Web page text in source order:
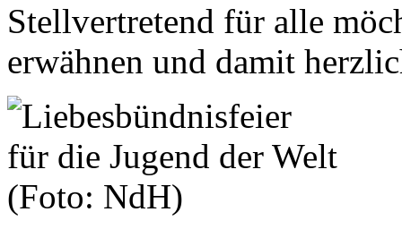
Stellvertretend für alle
erwähnen und damit